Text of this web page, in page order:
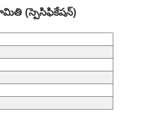
(స్పెసిఫికేషన్)